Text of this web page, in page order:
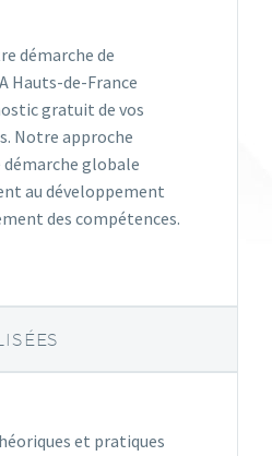
démarche de
Hauts-de-France
gratuit de vos
Notre approche
démarche globale
au développement
des compétences.
et pratiques